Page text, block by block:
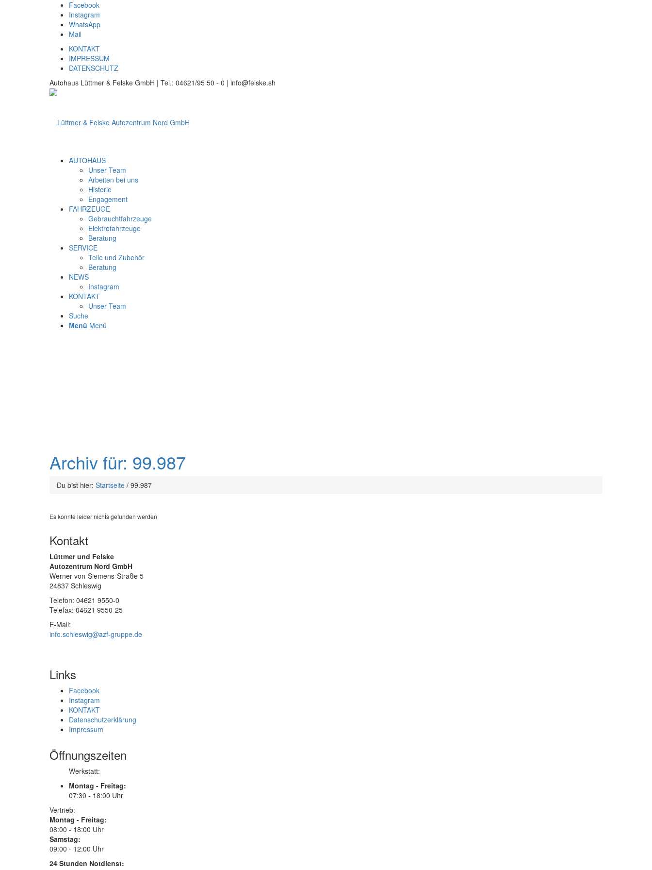
Facebook
Instagram
WhatsApp
Mail
KONTAKT
IMPRESSUM
DATENSCHUTZ
Autohaus Lüttmer & Felske GmbH | Tel.: 04621/95 50 - 0 | info@felske.sh
AUTOHAUS
Unser Team
Arbeiten bei uns
Historie
Engagement
FAHRZEUGE
Gebrauchtfahrzeuge
Elektrofahrzeuge
Beratung
SERVICE
Teile und Zubehör
Beratung
NEWS
Instagram
KONTAKT
Unser Team
Suche
Menü Menü
Archiv für: 99.987
Du bist hier: Startseite / 99.987
Es konnte leider nichts gefunden werden
Kontakt
Lüttmer und Felske
Autozentrum Nord GmbH
Werner-von-Siemens-Straße 5
24837 Schleswig
Telefon: 04621 9550-0
Telefax: 04621 9550-25
E-Mail:
info.schleswig@azf-gruppe.de
Links
Facebook
Instagram
KONTAKT
Datenschutzerklärung
Impressum
Öffnungszeiten
Werkstatt:
Montag - Freitag:
07:30 - 18:00 Uhr
Vertrieb:
Montag - Freitag:
08:00 - 18:00 Uhr
Samstag:
09:00 - 12:00 Uhr
24 Stunden Notdienst: